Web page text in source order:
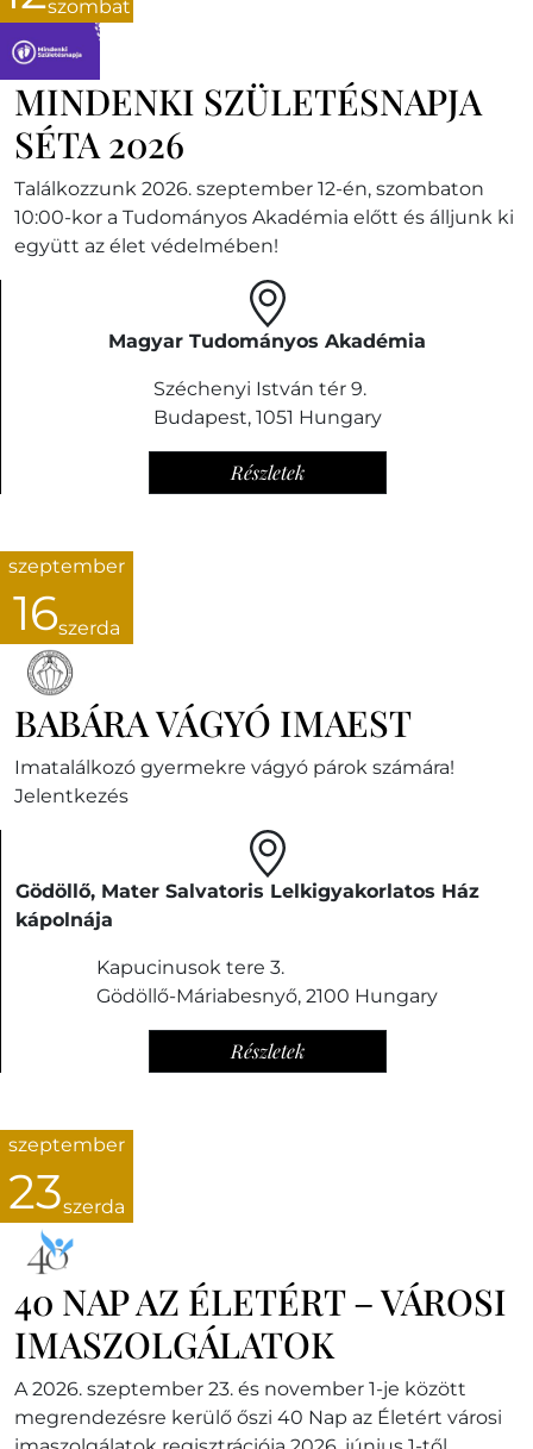
szombat
MINDENKI SZÜLETÉSNAPJA
SÉTA 2026
Találkozzunk 2026. szeptember 12-én, szombaton
10:00-kor a Tudományos Akadémia előtt és álljunk ki
együtt az élet védelmében!
Magyar Tudományos Akadémia
Széchenyi István tér 9.
Budapest, 1051 Hungary
Részletek
szeptember
16szerda
BABÁRA VÁGYÓ IMAEST
Imatalálkozó gyermekre vágyó párok számára!
Jelentkezés
Gödöllő, Mater Salvatoris Lelkigyakorlatos Ház
kápolnája
Kapucinusok tere 3.
Gödöllő-Máriabesnyő, 2100 Hungary
Részletek
szeptember
23szerda
40 NAP AZ ÉLETÉRT – VÁROSI
IMASZOLGÁLATOK
A 2026. szeptember 23. és november 1-je között
megrendezésre kerülő őszi 40 Nap az Életért városi